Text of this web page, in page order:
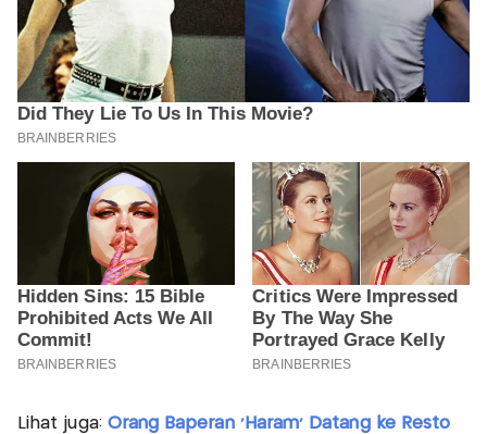
Lihat juga: Orang Baperan 'Haram' Datang ke Resto